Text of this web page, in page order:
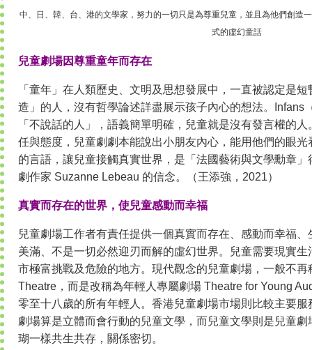
中、日、韓、台、港的文學家，努力的一切只是為尊重兒童，並且為他們創造
式的虛幻童話
兒童劇場因尊重童年而存在
「童年」在人類歷史、文明及思想發展中，一直被認定是
造」的人，沒有哲學論述詳盡展示孩子內心的想法。Infans
「不說話的人」，語義簡單明確，兒童就是沒有發言權的
任與態度，兒童劇劇本能說出小朋友內心，能用他們的眼
的言語，讓兒童接觸真實世界，是「法國藝術與文學勳章
劇作家 Suzanne Lebeau 的信念。（王添強，2021）
真實而存在的世界，使兒童感動而幸福
兒童劇場工作者有責任提供一個真實而存在、感動而幸福
美滿、不是一切必然迎刃而解的虛幻世界。兒童需要現實
市極富挑戰及危險的地方。現代觀念的兒童劇場，一般不
Theatre，而是改稱為年輕人專屬劇場 Theatre for Young
零至十八歲的所有年輕人。香港兒童劇場市場則比較主要
劇場算是立體而會行動的兒童文學，而兒童文學則是兒童
瑚一樣共生共存，關係密切。